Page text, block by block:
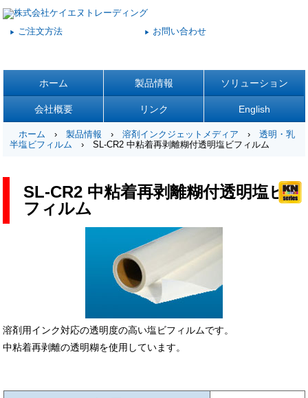
▶ ご注文方法 ▶ お問い合わせ
ホーム 製品情報 ソリューション
会社概要 リンク English
ホーム›製品情報 ›溶剤インクジェットメディア ›透明・乳
半塩ビフィルム › SL-CR2 中粘着再剥離糊付透明塩ビフィルム
SL-CR2 中粘着再剥離糊付透明塩ビ
フィルム
溶剤用インク対応の透明度の高い塩ビフィルムです。
中粘着再剥離の透明糊を使用しています。